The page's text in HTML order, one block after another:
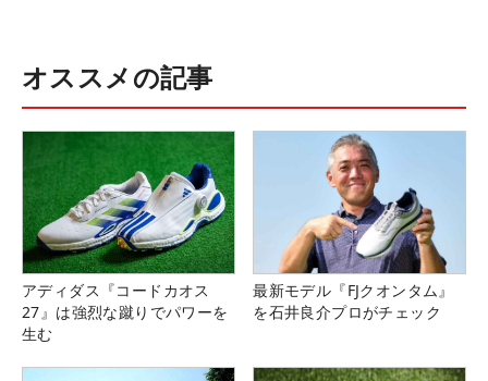
オススメの記事
アディダス『コードカオス
27』は強烈な蹴りでパワーを
生む
最新モデル『FJクオンタム』
を石井良介プロがチェック